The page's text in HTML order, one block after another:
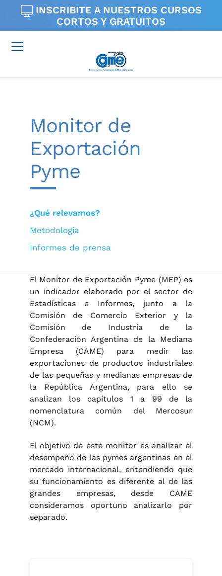
INSCRIBITE A NUESTROS CURSOS
CORTOS Y GRATUITOS
Monitor de
Exportación
Pyme
¿Qué relevamos?
Metodología
Informes de prensa
El Monitor de Exportación Pyme (MEP) es
un indicador elaborado por el sector de
Estadísticas e Informes, junto a la
Comisión de Comercio Exterior y la
Comisión de Industria de la
Confederación Argentina de la Mediana
Empresa (CAME) para medir las
exportaciones de productos industriales
de las pequeñas y medianas empresas de
la República Argentina, para ello se
analizan los capítulos 1 a 99 de la
nomenclatura común del Mercosur
(NCM).
El objetivo de este monitor es analizar el
desempeño de las pymes argentinas en el
mercado internacional, entendiendo que
su funcionamiento es diferente al de las
grandes empresas, desde CAME
consideramos oportuno analizarlo por
separado.